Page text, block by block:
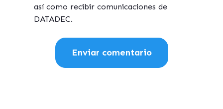
así como recibir comunicaciones de
DATADEC.